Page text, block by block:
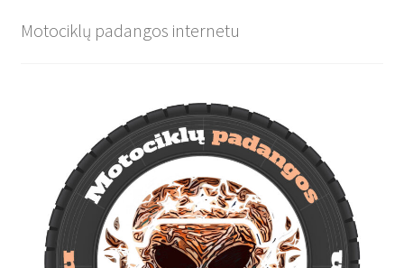
Motociklų padangos internetu